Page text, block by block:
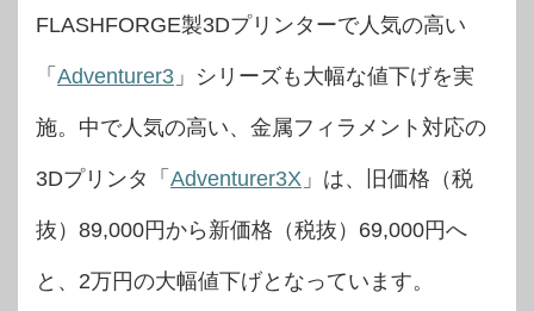
FLASHFORGE製3Dプリンターで人気の高い
「 Adventurer3 」シリーズも大幅な値下げを実
施。中で人気の高い、金属フィラメント対応の
3Dプリンタ「 Adventurer3X 」は、旧価格（税
抜）89,000円から新価格（税抜）69,000円へ
と、2万円の大幅値下げとなっています。